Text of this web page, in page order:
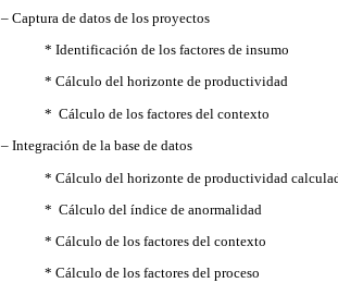
– Captura de datos de los proyectos
* Identificación de los factores de insumo
* Cálculo del horizonte de productividad
* Cálculo de los factores del contexto
– Integración de la base de datos
* Cálculo del horizonte de productividad
* Cálculo del índice de anormalidad
* Cálculo de los factores del contexto
* Cálculo de los factores del proceso